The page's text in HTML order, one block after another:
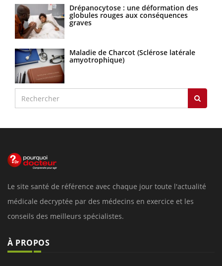
Drépanocytose : une déformation des
globules rouges aux conséquences
graves
Maladie de Charcot (Sclérose latérale
amyotrophique)
Le site santé de référence avec chaque jour toute l'actualité
médicale decryptée par des médecins en exercice et les
conseils des meilleurs spécialistes.
À PROPOS